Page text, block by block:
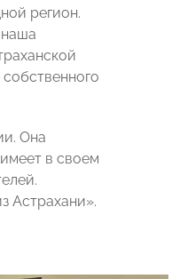
регион.
Она
в своем
Астрахани».